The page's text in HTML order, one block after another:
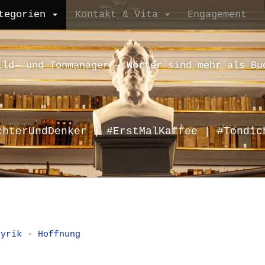
Kontakt & Vita Engagement
und Tonmanager – Wörter sind mehr als
| #ErstMalKaffee |
- Hoffnung